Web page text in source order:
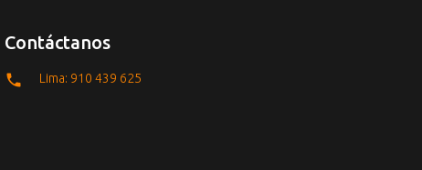
Contáctanos
Lima: 910 439 625